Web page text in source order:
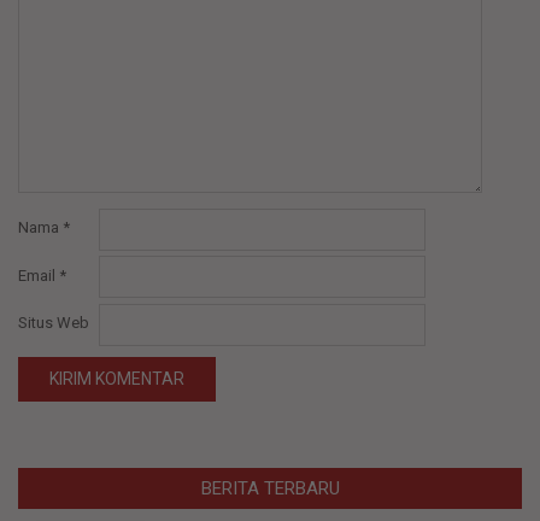
Nama *
Email *
Situs Web
BERITA TERBARU